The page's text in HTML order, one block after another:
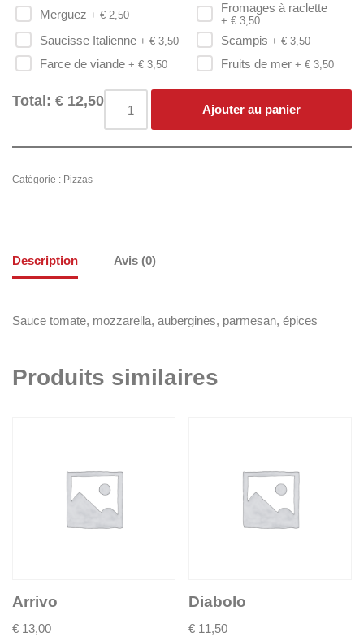
Merguez + € 2,50 Fromages à raclette
+ € 3,50
Saucisse Italienne + € 3,50 Scampis + € 3,50
Farce de viande + € 3,50 Fruits de mer + € 3,50
Total: € 12,50
Ajouter au panier
Catégorie : Pizzas
Description Avis (0)
Sauce tomate, mozzarella, aubergines, parmesan, épices
Produits similaires
Arrivo
€ 13,00
Diabolo
€ 11,50